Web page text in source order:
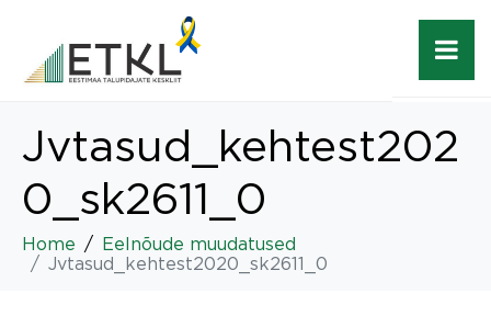
Jvtasud_kehtest202
0_sk2611_0
Home
Eelnõude muudatused
Jvtasud_kehtest2020_sk2611_0